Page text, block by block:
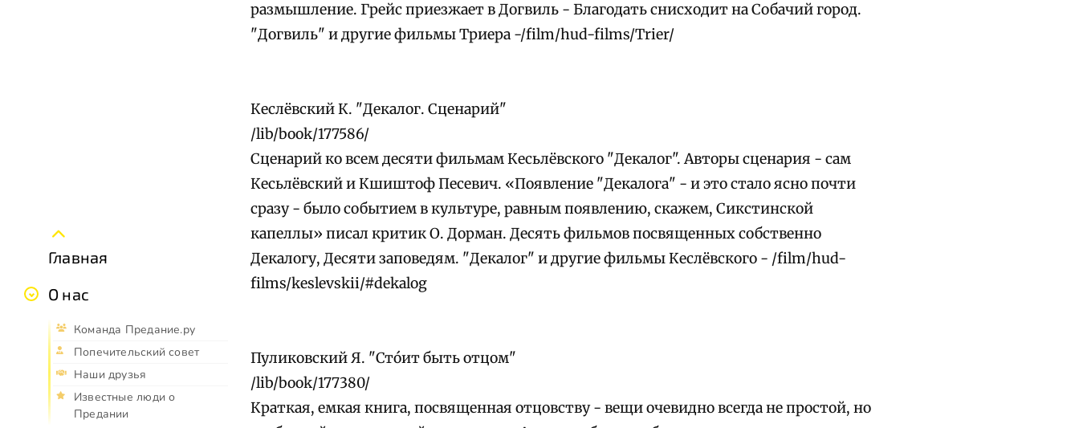
Главная
О нас
Команда Предание.ру
Попечительский совет
Наши друзья
Известные люди о
Предании
размышление. Грейс приезжает в Догвиль - Благодать снисходит на Собачий город.
"Догвиль" и другие фильмы Триера -/film/hud-films/Trier/
Кеслёвский К. "Декалог. Сценарий"
/lib/book/177586/
Сценарий ко всем десяти фильмам Кесьлёвского "Декалог". Авторы сценария - сам
Кесьлёвский и Кшиштоф Песевич. «Появление "Декалога" - и это стало ясно почти
сразу - было событием в культуре, равным появлению, скажем, Сикстинской
капеллы» писал критик О. Дорман. Десять фильмов посвященных собственно
Декалогу, Десяти заповедям. "Декалог" и другие фильмы Кеслёвского - /film/hud-
films/keslevskii/#dekalog
Пуликовский Я. "Стóит быть отцом"
/lib/book/177380/
Краткая, емкая книга, посвященная отцовству - вещи очевидно всегда не простой, но